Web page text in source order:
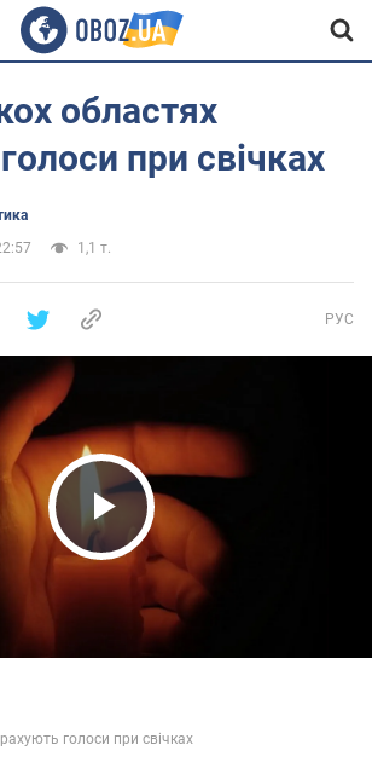
областях
при свічках
1,1 т.
РУС
Play Video